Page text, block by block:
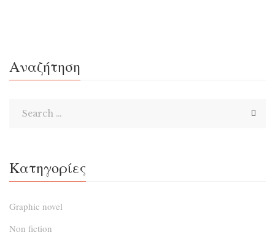
να ριζώσει στο χωριό και να ξεκινήσει τη ζωή της από την
αρχή. Οι γνώσεις μαιευτικής, γενικής ιατρικής και…
Αναζήτηση
Κατηγορίες
Graphic novel
Non fiction